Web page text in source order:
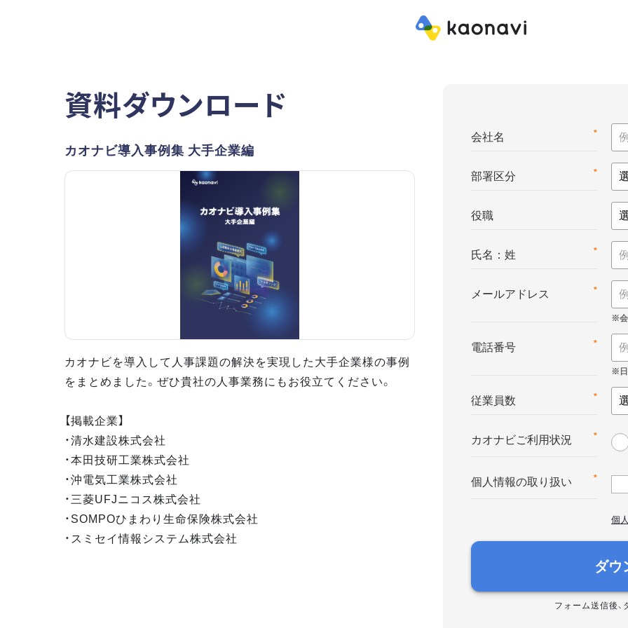
資料ダウンロード
カオナビ導入事例集 大手企業編
カオナビを導入して人事課題の解決を実現した大手企業様の事例
をまとめました。ぜひ貴社の人事業務にもお役立てください。
【掲載企業】
・清水建設株式会社
・本田技研工業株式会社
・沖電気工業株式会社
・三菱UFJニコス株式会社
・SOMPOひまわり生命保険株式会社
・スミセイ情報システム株式会社
*
会社名
*
部署区分
役職
*
氏名：姓
*
メールアドレス
*
電話番号
*
従業員数
*
カオナビご利用状況
*
個人情報の取り扱い
個
ダウ
フォーム送信後